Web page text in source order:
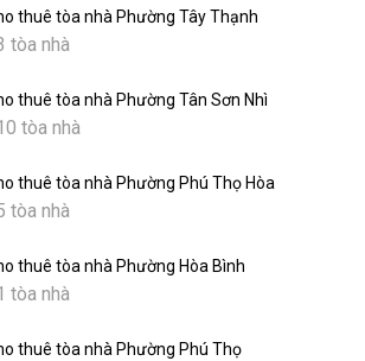
thuê tòa nhà Phường Tây Thạnh
tòa nhà
thuê tòa nhà Phường Tân Sơn Nhì
tòa nhà
thuê tòa nhà Phường Phú Thọ Hòa
tòa nhà
thuê tòa nhà Phường Hòa Bình
tòa nhà
thuê tòa nhà Phường Phú Thọ